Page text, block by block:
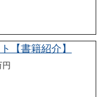
【書籍紹介】
円